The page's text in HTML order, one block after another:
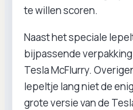
te willen scoren.
Naast het speciale
bijpassende
Tesla McFlurry.
lepeltje lang niet de
grote versie van de